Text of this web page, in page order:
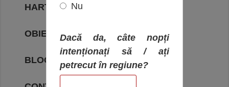
HARTA OBIECTIVELOR
OBIECTIVE
BLOG
Nu
Dacă da, câte nopți
intenționați să / ați
petrecut în regiune?